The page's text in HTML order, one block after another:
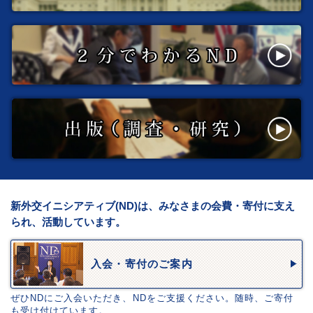
新外交イニシアティブ(ND)は、みなさまの会費・寄付に支え
られ、活動しています。
入会・寄付のご案内
ぜひNDにご入会いただき、NDをご支援ください。随時、ご寄付
も受け付けています。